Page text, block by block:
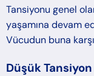
Tansiyonu genel
yaşamına devam
Vücudun buna
Düşük